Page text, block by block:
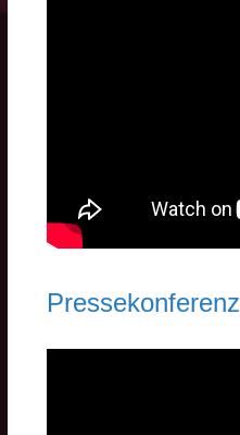
Pressekonferenz